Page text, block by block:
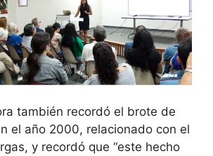
también recordó el brote de
el año 2000, relacionado con el
y recordó que “este hecho